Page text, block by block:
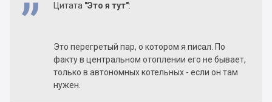
Цитата "Это я тут":
Это перегретый пар, о котором я писал. По
факту в центральном отоплении его не бывает,
только в автономных котельных - если он там
нужен.